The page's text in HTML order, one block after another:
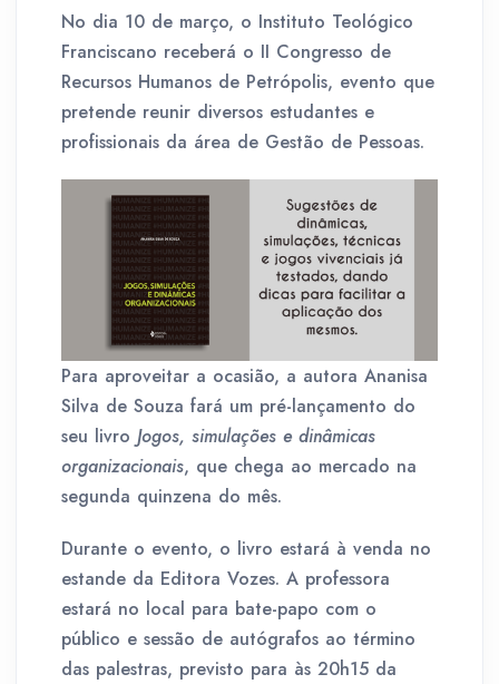
No dia 10 de março, o Instituto Teológico
Franciscano receberá o II Congresso de
Recursos Humanos de Petrópolis, evento que
pretende reunir diversos estudantes e
profissionais da área de Gestão de Pessoas.
Para aproveitar a ocasião, a autora Ananisa
Silva de Souza fará um pré-lançamento do
seu livro Jogos, simulações e dinâmicas
organizacionais, que chega ao mercado na
segunda quinzena do mês.
Durante o evento, o livro estará à venda no
estande da Editora Vozes. A professora
estará no local para bate-papo com o
público e sessão de autógrafos ao término
das palestras, previsto para às 20h15 da